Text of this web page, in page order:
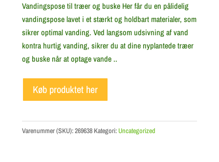
Vandingspose til træer og buske Her får du en pålidelig
vandingspose lavet i et stærkt og holdbart materialer, som
sikrer optimal vanding. Ved langsom udsivning af vand
kontra hurtig vanding, sikrer du at dine nyplantede træer
og buske når at optage vande ..
Køb produktet her
Varenummer (SKU):269638 Kategori: Uncategorized